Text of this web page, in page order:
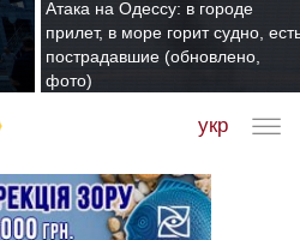
Атака на Одессу: в городе
прилет, в море горит судно,
пострадавшие (обновлено,
фото)
укр